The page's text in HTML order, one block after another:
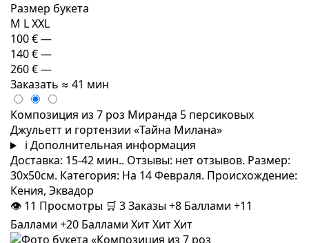
Размер букета
M LXXL
100 €—
140 €—
260 €—
Заказать ≈ 41 мин
Композиция из 7 роз Миранда 5 персиковых
Джульетт и гортензии «Тайна Милана»
i Дополнительная информация
Доставка: 15-42 мин.. Отзывы: нет отзывов. Размер:
30x50см. Категория: На 14 Февраля. Происхождение:
Кения, Эквадор
👁 11 Просмотры 🛒 3Заказы+8 Баллами +11
Баллами +20 Баллами ХитХитХит